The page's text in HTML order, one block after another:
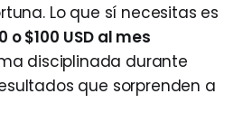
Lo que sí necesitas es
o $100 USD al mes
disciplinada durante
que sorprenden a